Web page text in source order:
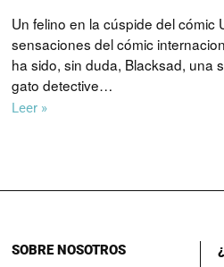
Un felino en la cúspide del cómic
sensaciones del cómic
ha sido, sin duda, Blacksad, una
gato detective…
Leer »
SOBRE NOSOTROS